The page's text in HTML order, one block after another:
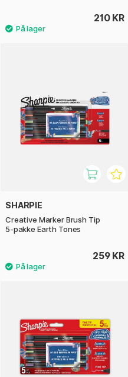
210 KR
SHARPIE
Creative Marker Brush Tip
5‑pakke Earth Tones
259 KR